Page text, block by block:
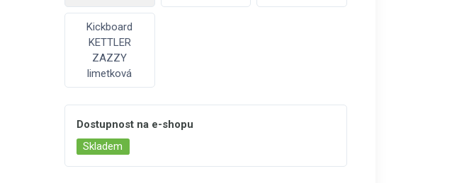
Kickboard
KETTLER
ZAZZY
limetková
Dostupnost na e-shopu
Skladem